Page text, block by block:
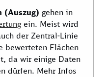
(Auszug) gehen in
ein. Meist wird
der Zentral-Linie
Flächen
da wir einige Daten
dürfen. Mehr Infos